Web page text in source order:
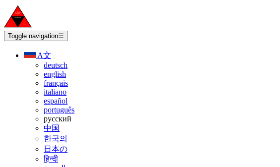
Toggle navigation☰
A文
deutsch
english
français
italiano
español
português
русский
中国
한국의
日本の
हिन्दी